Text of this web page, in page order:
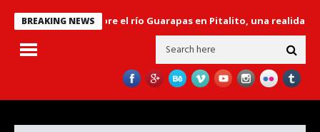
BREAKING NEWS
Libertador’ sobre el río Guarapas en Pitalito, una realidad en el